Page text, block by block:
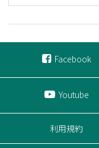
Facebook
Youtube
利用規約